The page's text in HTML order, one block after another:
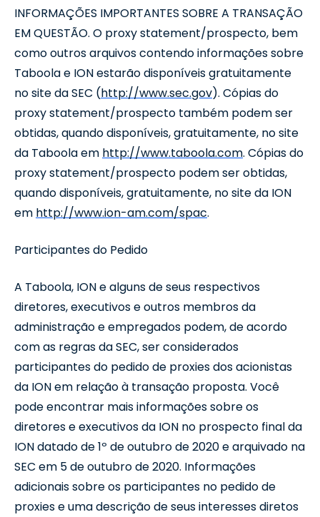
INFORMAÇÕES IMPORTANTES SOBRE A TRANSAÇÃO
EM QUESTÃO. O proxy statement/prospecto, bem
como outros arquivos contendo informações sobre
Taboola e ION estarão disponíveis gratuitamente
no site da SEC (http://www.sec.gov). Cópias do
proxy statement/prospecto também podem ser
obtidas, quando disponíveis, gratuitamente, no site
da Taboola em http://www.taboola.com. Cópias do
proxy statement/prospecto podem ser obtidas,
quando disponíveis, gratuitamente, no site da ION
em http://www.ion-am.com/spac.
Participantes do Pedido
A Taboola, ION e alguns de seus respectivos
diretores, executivos e outros membros da
administração e empregados podem, de acordo
com as regras da SEC, ser considerados
participantes do pedido de proxies dos acionistas
da ION em relação à transação proposta. Você
pode encontrar mais informações sobre os
diretores e executivos da ION no prospecto final da
ION datado de 1º de outubro de 2020 e arquivado na
SEC em 5 de outubro de 2020. Informações
adicionais sobre os participantes no pedido de
proxies e uma descrição de seus interesses diretos